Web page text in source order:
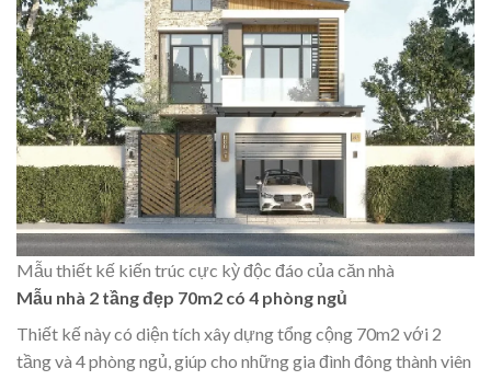
Mẫu thiết kế kiến trúc cực kỳ độc đáo của căn nhà
Mẫu nhà 2 tầng đẹp 70m2 có 4 phòng ngủ
Thiết kế này có diện tích xây dựng tổng cộng 70m2 với 2
tầng và 4 phòng ngủ, giúp cho những gia đình đông thành viên